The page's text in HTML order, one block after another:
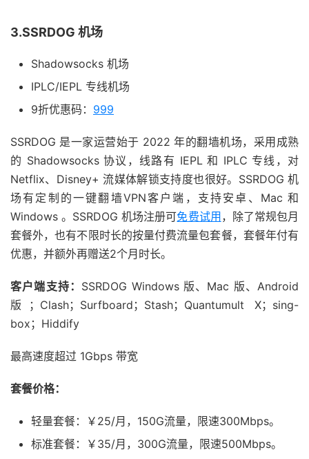
3.SSRDOG 机场
Shadowsocks 机场
IPLC/IEPL 专线机场
9折优惠码： 999
SSRDOG 是一家运营始于 2022 年的翻墙机场，采用成熟
的 Shadowsocks 协议，线路有 IEPL 和 IPLC 专线，对
Netflix、Disney+ 流媒体解锁支持度也很好。SSRDOG 机
场有定制的一键翻墙VPN客户端，支持安卓、Mac 和
Windows 。SSRDOG 机场注册可免费试用 ，除了常规包月
套餐外，也有不限时长的按量付费流量包套餐，套餐年付有
优惠，并额外再赠送2个月时长。
客户端支持： SSRDOG Windows 版、Mac 版、Android
版；Clash；Surfboard；Stash；Quantumult X；sing-
box；Hiddify
最高速度超过 1Gbps 带宽
套餐价格：
轻量套餐：￥25/月，150G流量，限速300Mbps。
标准套餐：￥35/月，300G流量，限速500Mbps。